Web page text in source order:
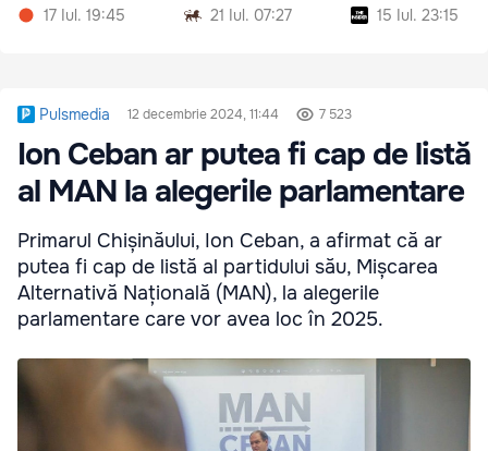
17 Iul. 19:45
21 Iul. 07:27
15 Iul. 23:15
Pulsmedia 12 decembrie 2024, 11:44 7 523
Ion Ceban ar putea fi cap de listă
al MAN la alegerile parlamentare
Primarul Chișinăului, Ion Ceban, a afirmat că ar
putea fi cap de listă al partidului său, Mișcarea
Alternativă Națională (MAN), la alegerile
parlamentare care vor avea loc în 2025.